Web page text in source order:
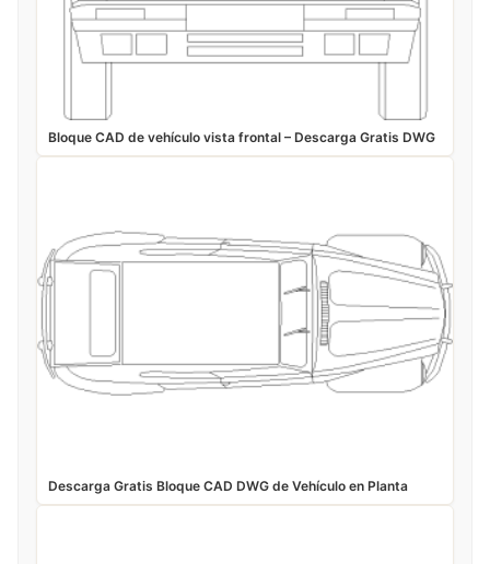
Bloque CAD de vehículo vista frontal – Descarga Gratis DWG
Descarga Gratis Bloque CAD DWG de Vehículo en Planta